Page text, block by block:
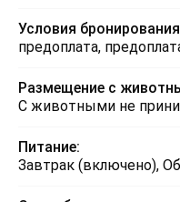
Условия
предоплата,
Размещение с
С животными не
Питание:
Завтрак (включено),